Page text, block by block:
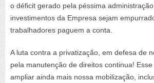
o déficit gerado pela péssima
investimentos da Empresa sejam
trabalhadores paguem a conta.
A luta contra a privatização, em defesa de
pela manutenção de direitos continua!
ampliar ainda mais nossa mobilização,